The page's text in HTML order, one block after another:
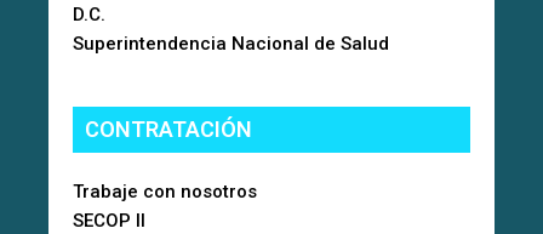
D.C.
Superintendencia Nacional de Salud
CONTRATACIÓN
Trabaje con nosotros
SECOP II